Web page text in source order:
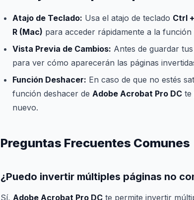
Atajo de Teclado: Usa el atajo de teclado Ctrl
R (Mac) para acceder rápidamente a la función
Vista Previa de Cambios: Antes de guardar
para ver cómo aparecerán las páginas
Función Deshacer: En caso de que no estés
función deshacer de Adobe Acrobat Pro DC te
nuevo.
Preguntas Frecuentes Comunes
¿Puedo invertir múltiples páginas no
Sí, Adobe Acrobat Pro DC te permite invertir